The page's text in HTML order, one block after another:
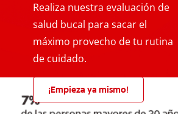
Realiza nuestra evaluación de
salud bucal para sacar el
máximo provecho de tu rutina
de cuidado.
¡Empieza ya mismo!